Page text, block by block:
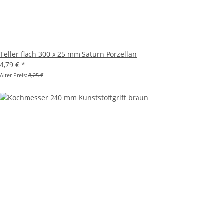
Teller flach 300 x 25 mm Saturn Porzellan
4,79 € *
Alter Preis: 8,25 €